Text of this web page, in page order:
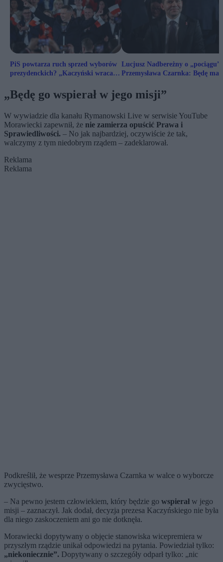
PiS powtarza ruch sprzed wyborów
prezydenckich? „Kaczyński wraca
Lucjusz Nadbereżny o „pociągu”
Przemysława Czarnka: Będę
„Będę go wspierał w jego misji”
W wywiadzie dla kanału Rymanowski Live w serwisie YouTube
Morawiecki zapewnił, że nie zamierza opuścić Prawa i
Sprawiedliwości. – No jak najbardziej, oczywiście że tak,
walczymy z tym niedobrym rządem – zadeklarował.
Reklama
Reklama
Podkreślił, że wesprze Przemysława Czarnka w walce o wyborcze
zwycięstwo.
– Na pewno jestem człowiekiem, który będzie go wspierał w jego
misji – zaznaczył. Jak dodał, decyzja prezesa Kaczyńskiego nie była
dla niego zaskoczeniem ani go nie dotknęła.
Morawiecki dopytywany o objęcie stanowiska wicepremiera w
przyszłym rządzie unikał odpowiedzi na pytania. Powiedział tylko:
„niekoniecznie”. Dopytywany o szczegóły odparł tylko: „nic